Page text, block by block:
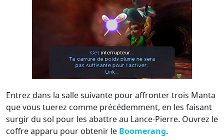
Entrez dans la salle suivante pour affronter trois Manta
que vous tuerez comme précédemment, en les faisant
surgir du sol pour les abattre au Lance-Pierre. Ouvrez le
coffre apparu pour obtenir le Boomerang.